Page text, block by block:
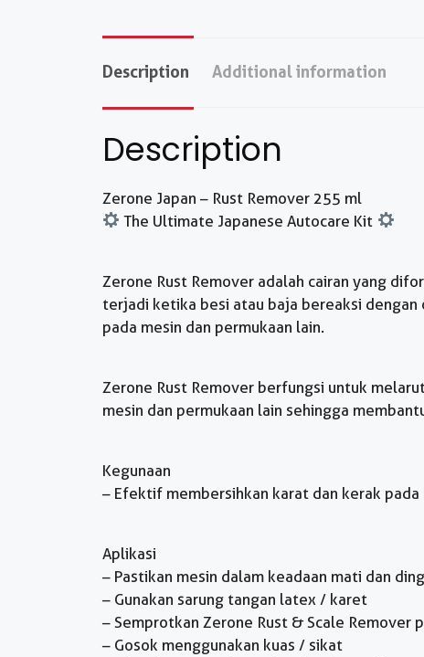
Description Additional information
Description
Zerone Japan – Rust Remover 255 ml
The Ultimate Japanese Autocare Kit
Zerone Rust Remover adalah cairan yang
terjadi ketika besi atau baja bereaksi
pada mesin dan permukaan lain.
Zerone Rust Remover berfungsi untuk
mesin dan permukaan lain sehingga
Kegunaan
– Efektif membersihkan karat dan kerak
Aplikasi
– Pastikan mesin dalam keadaan mati dan
– Gunakan sarung tangan latex / karet
– Semprotkan Zerone Rust & Scale Remover
– Gosok menggunakan kuas / sikat